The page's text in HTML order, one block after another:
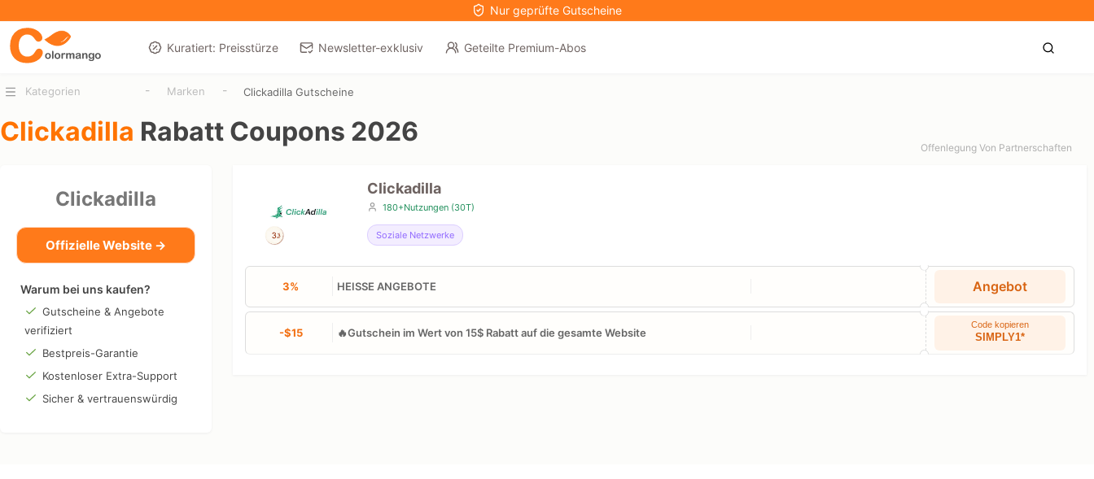
Nur geprüfte Gutscheine
Kuratiert: Preisstürze Newsletter-exklusiv Geteilte Premium-Abos
Kategorien - Marken - Clickadilla Gutscheine
Clickadilla Rabatt Coupons 2026
Offenlegung Von Partnerschaften
Clickadilla
Offizielle Website →
Warum bei uns kaufen?
Gutscheine & Angebote
verifiziert
Bestpreis-Garantie
Kostenloser Extra-Support
Sicher & vertrauenswürdig
Clickadilla
180+Nutzungen (30T)
Soziale Netzwerke
3% HEISSE ANGEBOTE Angebot
-$15 🔥Gutschein im Wert von 15$ Rabatt auf die gesamte Website
Code kopieren
SIMPLY1*